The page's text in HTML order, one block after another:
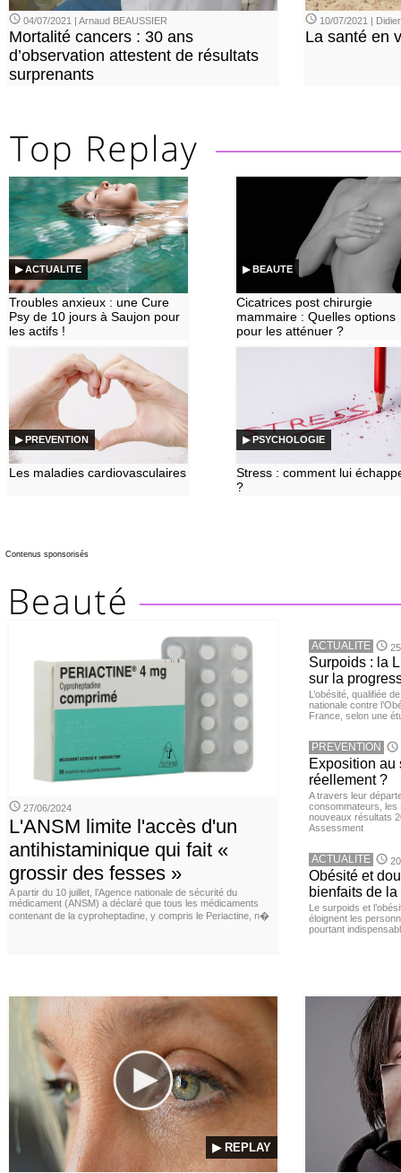
04/07/2021 | Arnaud BEAUSSIER
Mortalité cancers : 30 ans
d’observation attestent de résultats
surprenants
10/07/2021 |
La santé en
▶ ACTUALITE
Troubles anxieux : une Cure
Psy de 10 jours à Saujon pour
les actifs !
▶ BEAUTE
Cicatrices post chirurgie
mammaire : Quelles options
pour les atténuer ?
▶ PREVENTION
Les maladies cardiovasculaires
▶ PSYCHOLOGIE
Stress : comment lui
?
Contenus sponsorisés
27/06/2024
L'ANSM limite l'accès d'un
antihistaminique qui fait «
grossir des fesses »
A partir du 10 juillet, l’Agence nationale de sécurité du
médicament (ANSM) a déclaré que tous les médicaments
contenant de la cyproheptadine, y compris le Periactine, n�
ACTUALITE
Surpoids : la
sur la
L’obésité, qualifiée
nationale contre
France, selon une
PREVENTION
Exposition au
réellement ?
A travers leur
consommateurs, les
nouveaux résultats
Assessment
ACTUALITE
Obésité et
bienfaits de
Le surpoids et
éloignent les
pourtant
▶ REPLAY